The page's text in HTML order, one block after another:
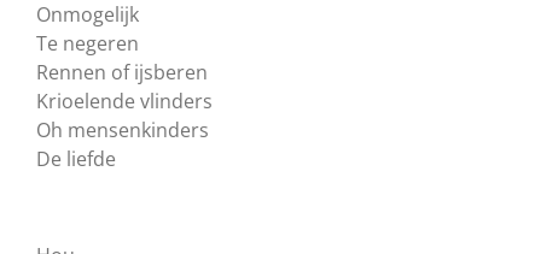
Onmogelijk
Te negeren
Rennen of ijsberen
Krioelende vlinders
Oh mensenkinders
De liefde